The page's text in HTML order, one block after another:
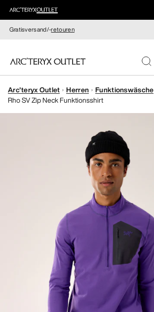
Gratisversand/-retouren
DAMEN
Arc'teryx Outlet Herren
Funktionswäsche
Rho SV Zip Neck Funktionsshirt